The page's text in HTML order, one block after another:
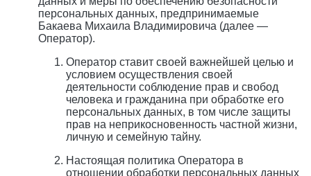
персональных данных, предпринимаемые
Бакаева Михаила Владимировича (далее —
Оператор).
Оператор ставит своей важнейшей целью и
условием осуществления своей
деятельности соблюдение прав и свобод
человека и гражданина при обработке его
персональных данных, в том числе защиты
прав на неприкосновенность частной жизни,
личную и семейную тайну.
Настоящая политика Оператора в
отношении обработки персональных данных